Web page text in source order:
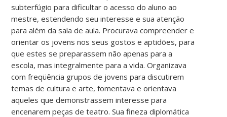
subterfúgio para dificultar o acesso do aluno ao
mestre, estendendo seu interesse e sua atenção
para além da sala de aula. Procurava compreender e
orientar os jovens nos seus gostos e aptidões, para
que estes se preparassem não apenas para a
escola, mas integralmente para a vida. Organizava
com freqüência grupos de jovens para discutirem
temas de cultura e arte, fomentava e orientava
aqueles que demonstrassem interesse para
encenarem peças de teatro. Sua fineza diplomática